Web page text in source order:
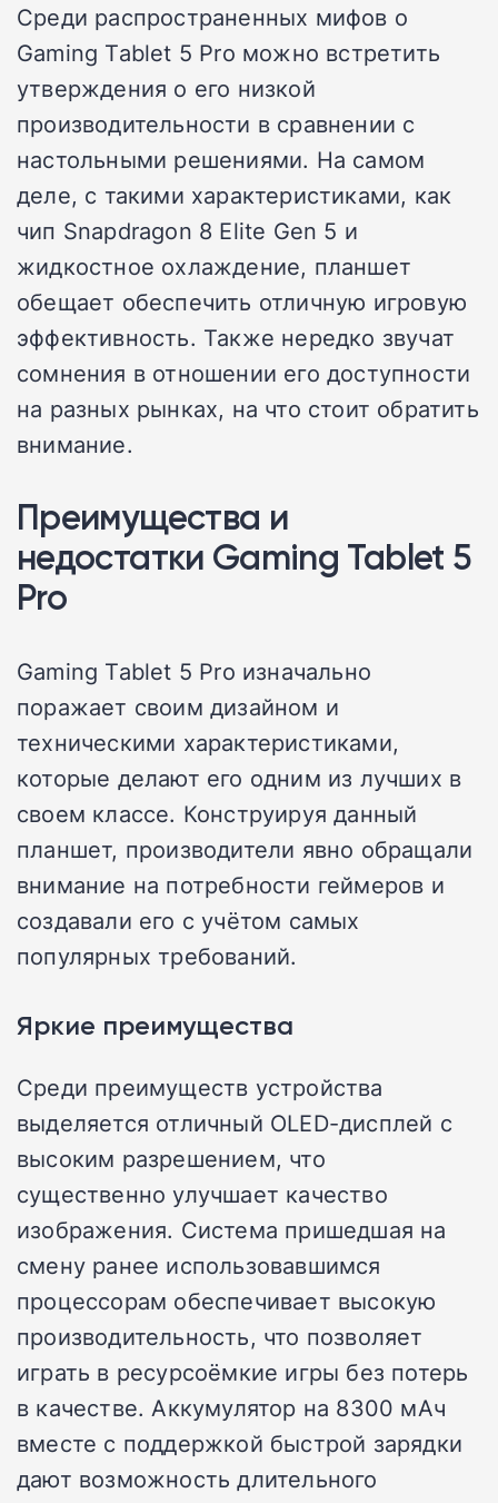
Среди распространенных мифов о
Gaming Tablet 5 Pro можно встретить
утверждения о его низкой
производительности в сравнении с
настольными решениями. На самом
деле, с такими характеристиками, как
чип Snapdragon 8 Elite Gen 5 и
жидкостное охлаждение, планшет
обещает обеспечить отличную игровую
эффективность. Также нередко звучат
сомнения в отношении его доступности
на разных рынках, на что стоит обратить
внимание.
Преимущества и
недостатки Gaming Tablet 5
Pro
Gaming Tablet 5 Pro изначально
поражает своим дизайном и
техническими характеристиками,
которые делают его одним из лучших в
своем классе. Конструируя данный
планшет, производители явно обращали
внимание на потребности геймеров и
создавали его с учётом самых
популярных требований.
Яркие преимущества
Среди преимуществ устройства
выделяется отличный OLED-дисплей с
высоким разрешением, что
существенно улучшает качество
изображения. Система пришедшая на
смену ранее использовавшимся
процессорам обеспечивает высокую
производительность, что позволяет
играть в ресурсоёмкие игры без потерь
в качестве. Аккумулятор на 8300 мАч
вместе с поддержкой быстрой зарядки
дают возможность длительного